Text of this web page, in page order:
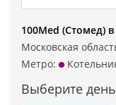
100Med (Стомед)
Московская
Метро:
Выберите